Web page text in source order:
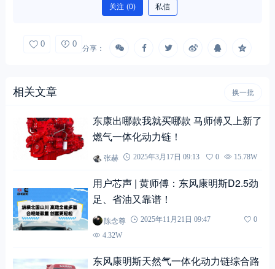
关注 (0) 私信
0 0 分享：
相关文章 换一批
东康出哪款我就买哪款 马师傅又上新了
燃气一体化动力链！
张赫 2025年3月17日 09:13 0 15.78W
用户芯声 | 黄师傅：东风康明斯D2.5劲
足、省油又靠谱！
陈念尊 2025年11月21日 09:47
0
4.32W
东风康明斯天然气一体化动力链综合路